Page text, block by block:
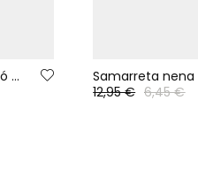
Samarreta nena de cotó blanc
12,95 € 6,45 €